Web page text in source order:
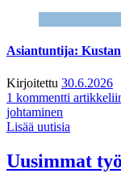
Asiantuntija:
Kirjoitettu 30.6.2026
1 kommentti
johtaminen
Lisää uutisia
Uusimmat